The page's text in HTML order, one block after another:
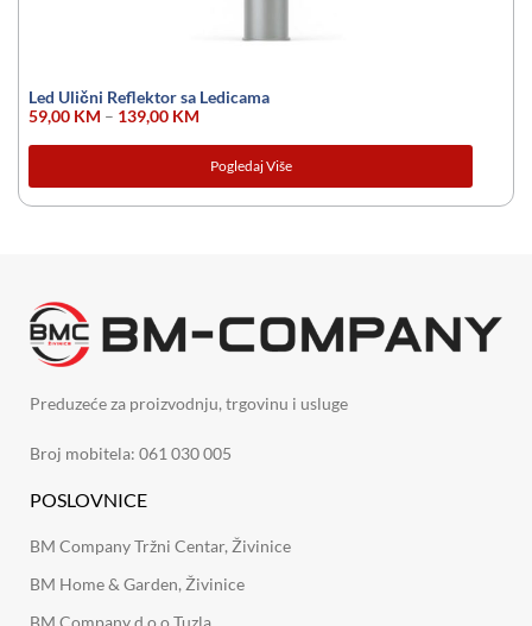
Led Ulični Reflektor sa Ledicama
59,00 KM – 139,00 KM
Pogledaj Više
Preduzeće za proizvodnju, trgovinu i usluge
Broj mobitela: 061 030 005
POSLOVNICE
BM Company Tržni Centar, Živinice
BM Home & Garden, Živinice
BM Company d.o.o Tuzla